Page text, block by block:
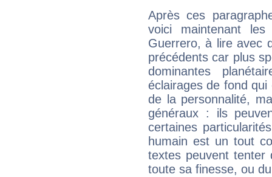
Après ces
voici maintenant
Guerrero, à lire avec
précédents car plus
dominantes
éclairages de fond
de la personnalité,
généraux : ils
certaines
humain est un tout
textes peuvent tenter
toute sa finesse, ou